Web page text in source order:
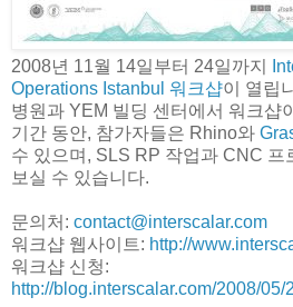
2008년 11월 14일부터 24일까지
Operations Istanbul 워크샵이 열립
병원과 YEM 빌딩 센터에서 워크샵
기간 동안, 참가자들은 Rhino와
수 있으며, SLS RP 작업과 CNC 프
보실 수 있습니다.
문의처: contact@interscalar.com
워크샵 웹사이트: http://
워크샵 신청:
http://blog.interscalar.com/2008/